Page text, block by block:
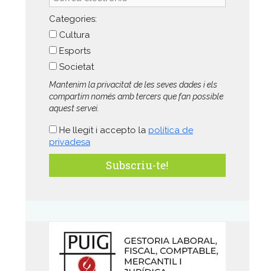
electrònic
*Categories:
Cultura
Esports
Societat
Mantenim la privacitat de les seves dades i els
compartim només amb tercers que fan possible
aquest servei.
He llegit i accepto la política de
privadesa